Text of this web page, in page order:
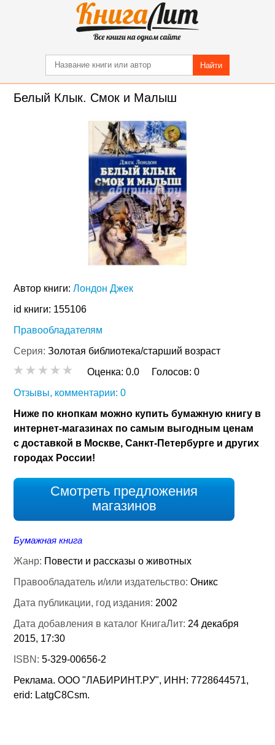
Найти
Белый Клык. Смок и Малыш
Автор книги:Лондон Джек
id книги: 155106
Правообладателям
Серия:Золотая библиотека/старший возраст
Оценка:0.0 Голосов:0
Отзывы, комментарии: 0
Ниже по кнопкам можно купить бумажную книгу в
интернет-магазинах по самым выгодным ценам
с доставкой в Москве, Санкт-Петербурге и других
городах России!
Смотреть предложения
магазинов
Бумажная книга
Жанр: Повести и рассказы о животных
Правообладатель и/или издательство:Оникс
Дата публикации, год издания: 2002
Дата добавления в каталог КнигаЛит: 24 декабря
2015, 17:30
ISBN:5-329-00656-2
Реклама. ООО "ЛАБИРИНТ.РУ", ИНН: 7728644571,
erid: LatgC8Csm.